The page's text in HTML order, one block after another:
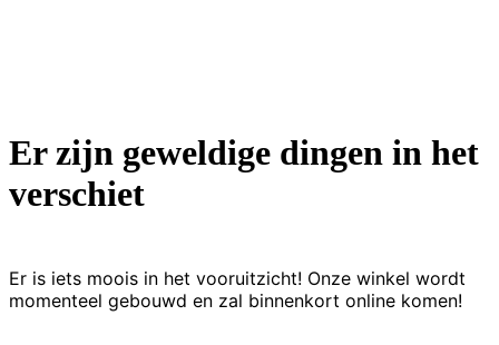
Er zijn geweldige dingen in het
verschiet
Er is iets moois in het vooruitzicht! Onze winkel wordt
momenteel gebouwd en zal binnenkort online komen!